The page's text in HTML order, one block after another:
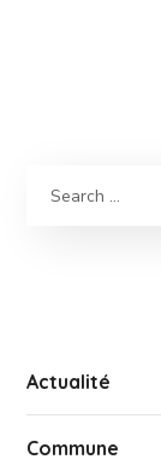
Actualité
Commune